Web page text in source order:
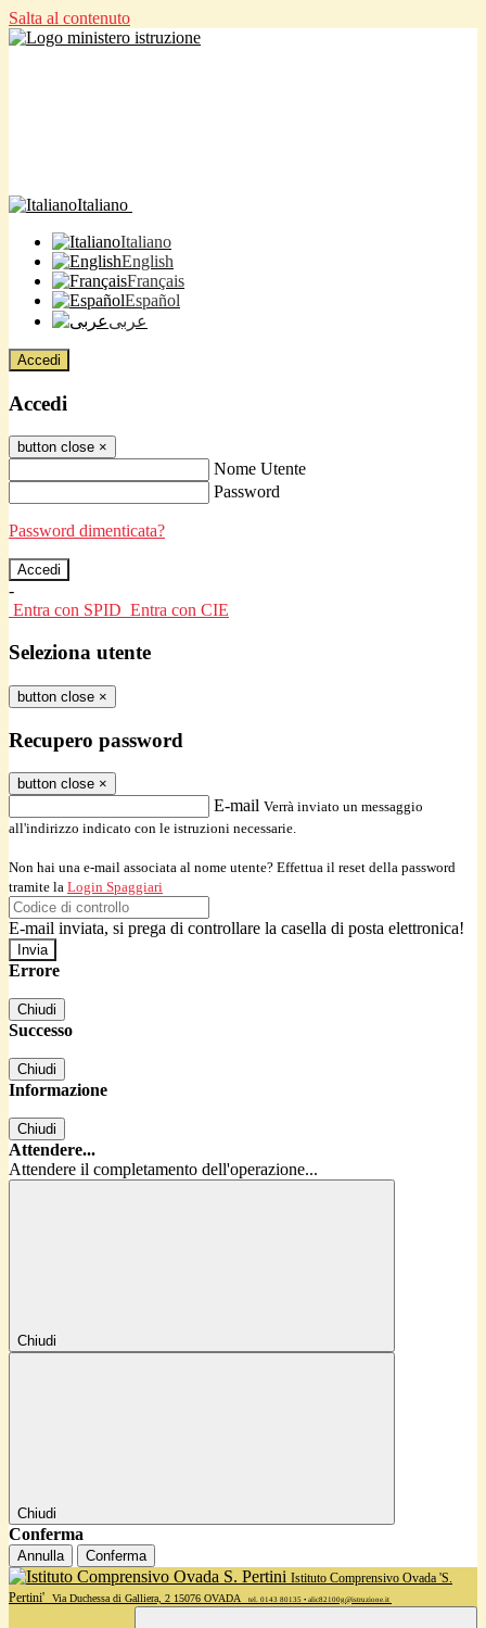
Salta al contenuto
Italiano
Italiano
English
Français
Español
عربى
Accedi
Accedi
button close ×
Nome Utente
Password
Password dimenticata?
-
Entra con SPID Entra con CIE
Seleziona utente
button close ×
Recupero password
button close ×
E-mail Verrà inviato un messaggio
all'indirizzo indicato con le istruzioni necessarie.
Non hai una e-mail associata al nome utente? Effettua il reset della password
tramite la Login Spaggiari
E-mail inviata, si prega di controllare la casella di posta elettronica!
Errore
Chiudi
Successo
Chiudi
Informazione
Chiudi
Attendere...
Attendere il completamento dell'operazione...
Chiudi
Chiudi
Conferma
Annulla Conferma
Istituto Comprensivo Ovada 'S.
Pertini'
Via Duchessa di Galliera, 2 15076 OVADA tel. 0143 80135 • alic82100g@istruzione.it